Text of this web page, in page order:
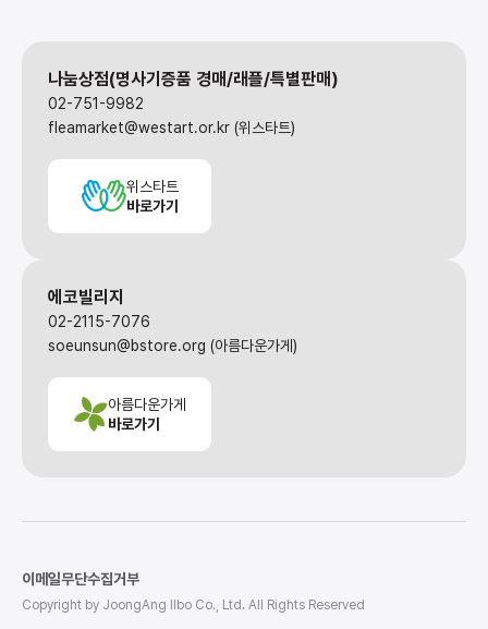
나눔상점(명사기증품 경매/래플/특별판매)
02-751-9982
fleamarket@westart.or.kr (위스타트)
위스타트
바로가기
에코빌리지
02-2115-7076
soeunsun@bstore.org (아름다운가게)
아름다운가게
바로가기
이메일무단수집거부
Copyright by JoongAng Ilbo Co., Ltd. All Rights Reserved